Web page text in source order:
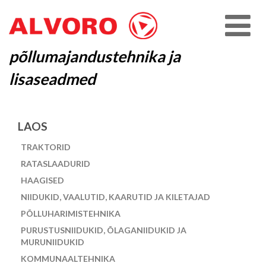
põllumajandustehnika ja
lisaseadmed
LAOS
TRAKTORID
RATASLAADURID
HAAGISED
NIIDUKID, VAALUTID, KAARUTID JA KILETAJAD
PÕLLUHARIMISTEHNIKA
PURUSTUSNIIDUKID, ÕLAGANIIDUKID JA
MURUNIIDUKID
KOMMUNAALTEHNIKA